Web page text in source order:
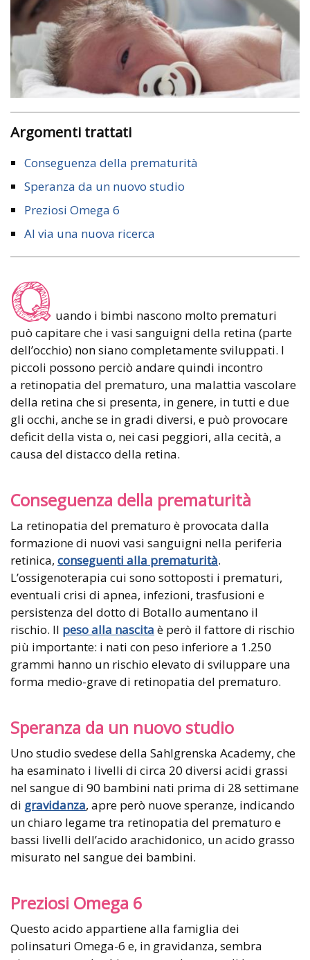
Argomenti trattati
Conseguenza della prematurità
Speranza da un nuovo studio
Preziosi Omega 6
Al via una nuova ricerca
Q uando i bimbi nascono molto prematuri
può capitare che i vasi sanguigni della retina (parte
dell’occhio) non siano completamente sviluppati. I
piccoli possono perciò andare quindi incontro
a retinopatia del prematuro, una malattia vascolare
della retina che si presenta, in genere, in tutti e due
gli occhi, anche se in gradi diversi, e può provocare
deficit della vista o, nei casi peggiori, alla cecità, a
causa del distacco della retina.
Conseguenza della prematurità
La retinopatia del prematuro è provocata dalla
formazione di nuovi vasi sanguigni nella periferia
retinica, conseguenti alla prematurità.
L’ossigenoterapia cui sono sottoposti i prematuri,
eventuali crisi di apnea, infezioni, trasfusioni e
persistenza del dotto di Botallo aumentano il
rischio. Il peso alla nascita è però il fattore di rischio
più importante: i nati con peso inferiore a 1.250
grammi hanno un rischio elevato di sviluppare una
forma medio-grave di retinopatia del prematuro.
Speranza da un nuovo studio
Uno studio svedese della Sahlgrenska Academy, che
ha esaminato i livelli di circa 20 diversi acidi grassi
nel sangue di 90 bambini nati prima di 28 settimane
di gravidanza, apre però nuove speranze, indicando
un chiaro legame tra retinopatia del prematuro e
bassi livelli dell’acido arachidonico, un acido grasso
misurato nel sangue dei bambini.
Preziosi Omega 6
Questo acido appartiene alla famiglia dei
polinsaturi Omega-6 e, in gravidanza, sembra